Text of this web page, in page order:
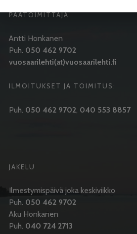
PÄÄTOIMITTAJA
Antti Honkanen
Puh. 050 462 9702
vuosaarilehti(at)vuosaarilehti.fi
ILMOITUKSET JA TOIMITUS:
Puh. 050 462 9702, 040 553 8857
JAKELU
Ilmestymispäivä joka keskiviikko
Puh. 050 462 9702
Aku Honkanen
Puh. 040 724 2713